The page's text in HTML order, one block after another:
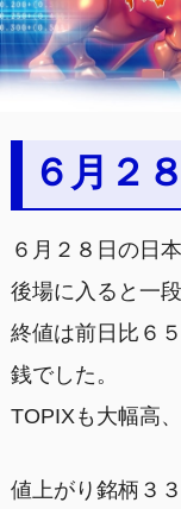
６月２
６月２８日の日
後場に入ると一
終値は前日比６
銭でした。
TOPIXも大幅高
値上がり銘柄３